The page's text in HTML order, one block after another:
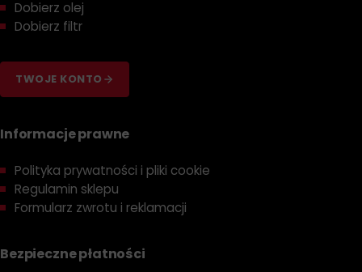
Dobierz olej
Dobierz filtr
TWOJE KONTO
Informacje prawne
Polityka prywatności i pliki cookie
Regulamin sklepu
Formularz zwrotu i reklamacji
Bezpieczne płatności